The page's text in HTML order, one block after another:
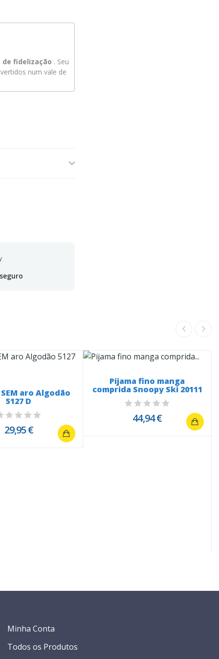
fidelização . Seu
num vale de
aro Algodão
5127 D
29,95 €
Pijama fino manga
comprida Snoopy Ski 20111
44,94 €
Minha Conta
Todos os Produtos